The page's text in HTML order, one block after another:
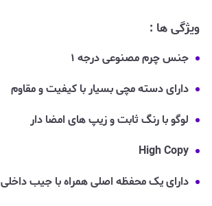
ویژگی ها :
جنس چرم مصنوعی درجه ۱
دارای دسته مچی بسیار با کیفیت و مقاوم
لوگو با رنگ ثابت و زیپ های امضا دار
High Copy
دارای یک محفظه اصلی همراه با جیب داخلی